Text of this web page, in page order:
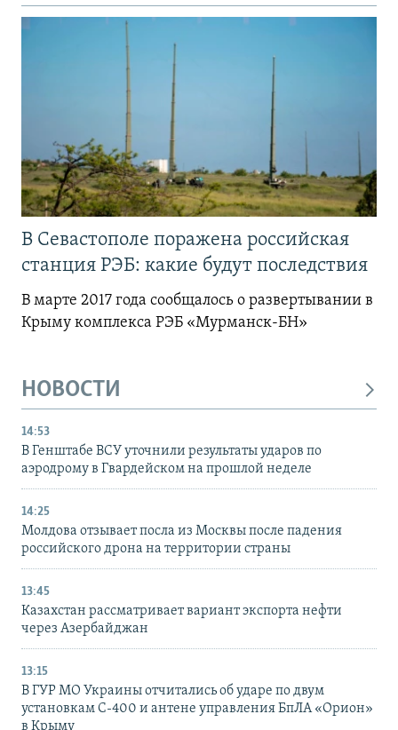
В Севастополе поражена российская
станция РЭБ: какие будут последствия
В марте 2017 года сообщалось о развертывании в
Крыму комплекса РЭБ «Мурманск-БН»
НОВОСТИ
14:53
В Генштабе ВСУ уточнили результаты ударов по
аэродрому в Гвардейском на прошлой неделе
14:25
Молдова отзывает посла из Москвы после падения
российского дрона на территории страны
13:45
Казахстан рассматривает вариант экспорта нефти
через Азербайджан
13:15
В ГУР МО Украины отчитались об ударе по двум
установкам С-400 и антене управления БпЛА «Орион»
в Крыму